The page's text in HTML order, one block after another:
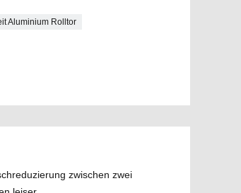
Aluminium Rolltor
zwischen zwei